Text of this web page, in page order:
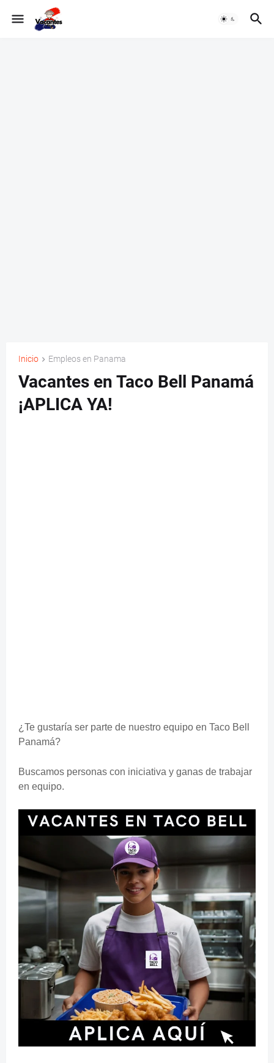
Inicio Empleos en Panama
Vacantes en Taco Bell Panamá
¡APLICA YA!
¿Te gustaría ser parte de nuestro equipo en Taco Bell
Panamá?
Buscamos personas con iniciativa y ganas de trabajar
en equipo.